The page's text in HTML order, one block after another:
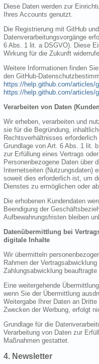
Diese Daten werden zur
Ihres Accounts genutzt.
Die Registrierung mit GitHub
Datenverarbeitungsvorgänge
6 Abs. 1 lit. a DSGVO). Diese
Wirkung für die Zukunft
Weitere Informationen finden
den GitHub-
https://help.github.com/articles/
https://help.github.com/articles/
Verarbeiten von Daten
Wir erheben, verarbeiten und
sie für die Begründung,
Rechtsverhältnisses
Grundlage von Art. 6 Abs. 1 lit.
zur Erfüllung eines Vertrags
Personenbezogene Daten über
Internetseiten (Nutzungsdaten)
soweit dies erforderlich ist, um
Dienstes zu ermöglichen oder
Die erhobenen Kundendaten
Beendigung der
Aufbewahrungsfristen bleiben
Datenübermittlung bei
digitale Inhalte
Wir übermitteln
Rahmen der
Zahlungsabwicklung
Eine weitergehende
wenn Sie der Übermittlung
Weitergabe Ihrer Daten an
Zwecken der Werbung, erfolgt
Grundlage für die
Verarbeitung von Daten zur
Maßnahmen gestattet.
4. Newsletter